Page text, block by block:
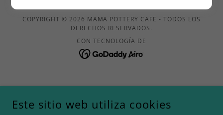
COPYRIGHT © 2026 MAMA POTTERY CAFE - TODOS LOS
DERECHOS RESERVADOS.
CON TECNOLOGÍA DE
Este sitio web utiliza cookies